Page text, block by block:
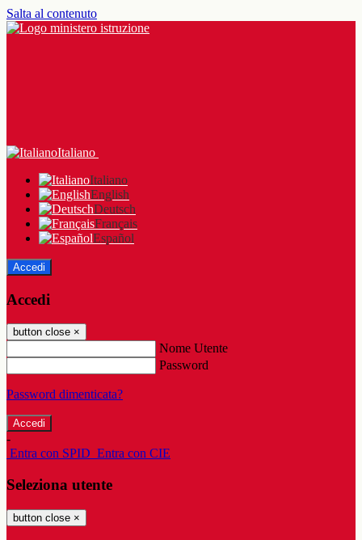
Salta al contenuto
Italiano
Italiano
English
Deutsch
Français
Español
Accedi
Accedi
button close ×
Nome Utente
Password
Password dimenticata?
-
Entra con SPID Entra con CIE
Seleziona utente
button close ×